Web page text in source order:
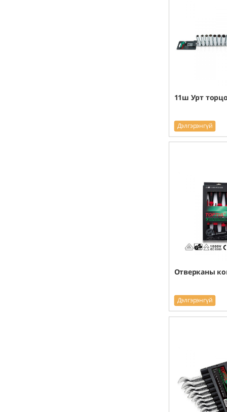
11ш Урт
Дэлгэрэнгүй
Отверканы
Дэлгэрэнгүй